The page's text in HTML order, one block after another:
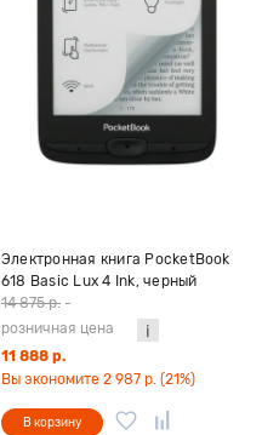
Электронная книга PocketBook
618 Basic Lux 4 Ink, черный
14 875 р. -
розничная цена
11 888 р.
Вы экономите 2 987 р. (21%)
В корзину